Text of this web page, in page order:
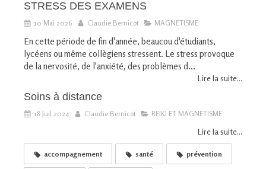
STRESS DES EXAMENS
10 Mai 2026 Claudie Bernicot MAGNETISME
En cette période de fin d'année, beaucou d'étudiants,
lycéens ou même collègiens stressent. Le stress provoque
de la nervosité, de l'anxiété, des problèmes d...
Lire la suite...
Soins à distance
18 Juil 2024 Claudie Bernicot REIKI ET MAGNETISME
Lire la suite...
accompagnement santé prévention